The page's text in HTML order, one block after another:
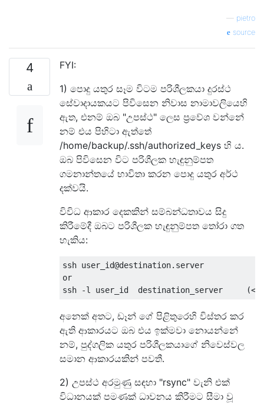
pietro
source
4
FYI:
1) පොදු යතුර සෑම විටම පරිශීලකයා දුරස්ථ
සේවාදායකයට පිවිසෙන නිවාස නාමාවලියෙහි
ඇත, එනම් ඔබ "උපස්ථ" ලෙස ප්‍රවේශ වන්නේ
නම් එය පිහිටා ඇත්තේ
/home/backup/.ssh/authorized_keys හි ය.
ඔබ පිවිසෙන විට පරිශීලක හැඳුනුම්පත
ගමනාන්තයේ භාවිතා කරන පොදු යතුර අර්ථ
දක්වයි.
විවිධ ආකාර දෙකකින් සම්බන්ධතාවය සිදු
කිරීමේදී ඔබට පරිශීලක හැඳුනුම්පත තෝරා ගත
හැකිය:
ssh user_id@destination.server
or
අනෙක් අතට, ඩෑන් ගේ පිළිතුරෙහි විස්තර කර
ඇති ආකාරයට ඔබ එය ඉක්මවා නොයන්නේ
නම්, පුද්ගලික යතුර පරිශීලකයාගේ නිවෙස්වල
සමාන ආකාරයකින් පවතී.
2) උපස්ථ අරමුණු සඳහා "rsync" වැනි එක්
විධානයක් පමණක් ධාවනය කිරීමට සීමා වූ